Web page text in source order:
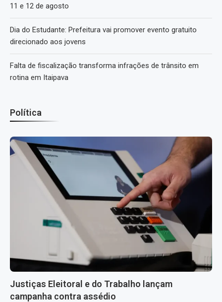
11 e 12 de agosto
Dia do Estudante: Prefeitura vai promover evento gratuito
direcionado aos jovens
Falta de fiscalização transforma infrações de trânsito em
rotina em Itaipava
Política
Justiças Eleitoral e do Trabalho lançam
campanha contra assédio